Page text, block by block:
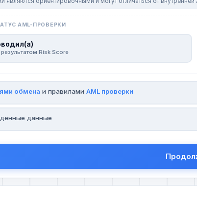
AML-ПРОВЕРКИ
Risk Score
обмена и правилами AML проверки
данные